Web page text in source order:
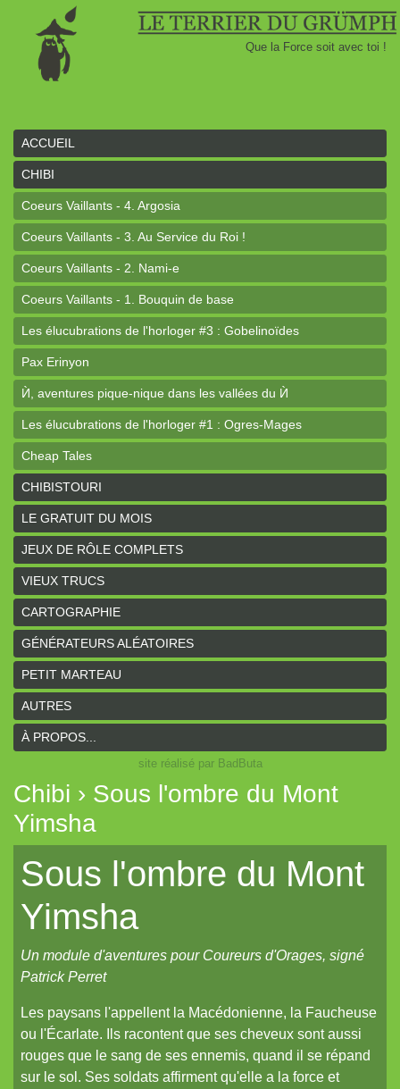
Que la Force soit avec toi !
ACCUEIL
CHIBI
Coeurs Vaillants - 4. Argosia
Coeurs Vaillants - 3. Au Service du Roi !
Coeurs Vaillants - 2. Nami-e
Coeurs Vaillants - 1. Bouquin de base
Les élucubrations de l'horloger #3 : Gobelinoïdes
Pax Erinyon
Ѝ, aventures pique-nique dans les vallées du Ѝ
Les élucubrations de l'horloger #1 : Ogres-Mages
Cheap Tales
Intrépides
Coeurs Vaillants - Aventures
Coeurs Vaillants - Ogres de gel
Coeurs Vaillants - Compagnon2
Les bas-reliefs des Ruines de Zeriphar
N.YX
Sous l'ombre du Mont Yimsha
Coeurs Vaillants - Compagnon
Coeurs Vaillants // Gallant and Bold
Hârn - le monde de Hârn
De Urbium Graphidibus
La Frontière
Cerbère
Pour une poignée de sapèques
Donjon sans façon
Aux seuils d'abysses très-anciens
Pti6 // Lil6
CHIBISTOURI
LE GRATUIT DU MOIS
JEUX DE RÔLE COMPLETS
VIEUX TRUCS
CARTOGRAPHIE
GÉNÉRATEURS ALÉATOIRES
PETIT MARTEAU
AUTRES
À PROPOS...
site réalisé par BadButa
Chibi › Sous l'ombre du Mont
Yimsha
Sous l'ombre du Mont
Yimsha
Un module d'aventures pour Coureurs d'Orages, signé
Patrick Perret
Les paysans l'appellent la Macédonienne, la Faucheuse
ou l'Écarlate. Ils racontent que ses cheveux sont aussi
rouges que le sang de ses ennemis, quand il se répand
sur le sol. Ses soldats affirment qu'elle a la force et